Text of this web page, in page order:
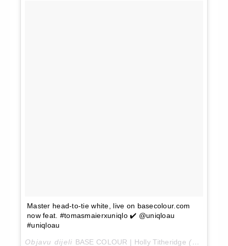
Master head-to-tie white, live on basecolour.com
now feat. #tomasmaierxuniqlo ✔️ @uniqloau
#uniqloau
Objavu dijeli BASE COLOUR | Holly Titheridge (@_hollyt)